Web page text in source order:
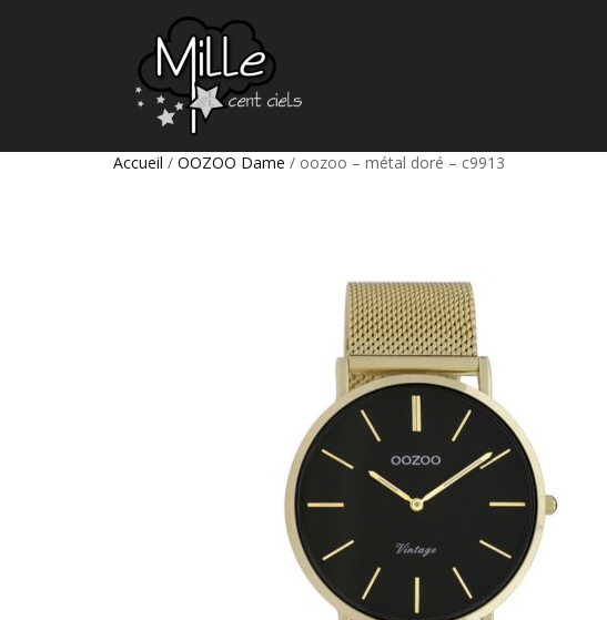
Accueil / OOZOO Dame / oozoo – métal doré – c9913